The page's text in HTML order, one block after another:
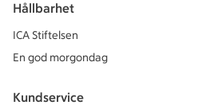
Hållbarhet
ICA Stiftelsen
En god morgondag
Kundservice